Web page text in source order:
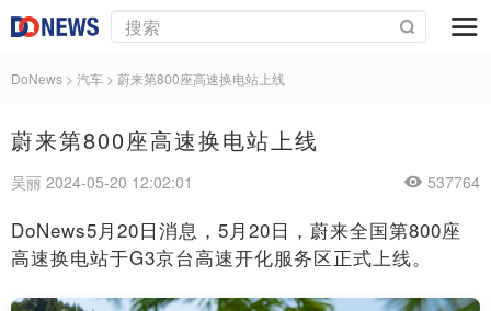
DoNews > 汽车 > 蔚来第800座高速换电站上线
蔚来第800座高速换电站上线
吴丽 2024-05-20 12:02:01 537764
DoNews5月20日消息，5月20日，蔚来全国第800座
高速换电站于G3京台高速开化服务区正式上线。